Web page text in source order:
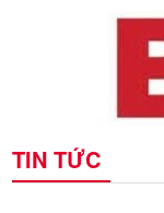
NƯỚC
LỌC
NƯỚC
LỌC
NƯỚC
LỌC
NƯỚC
LỌC
GIỮ
LỌC
GIỮ
LỌC
GIỮ
KHOÁNG
TIN TỨC